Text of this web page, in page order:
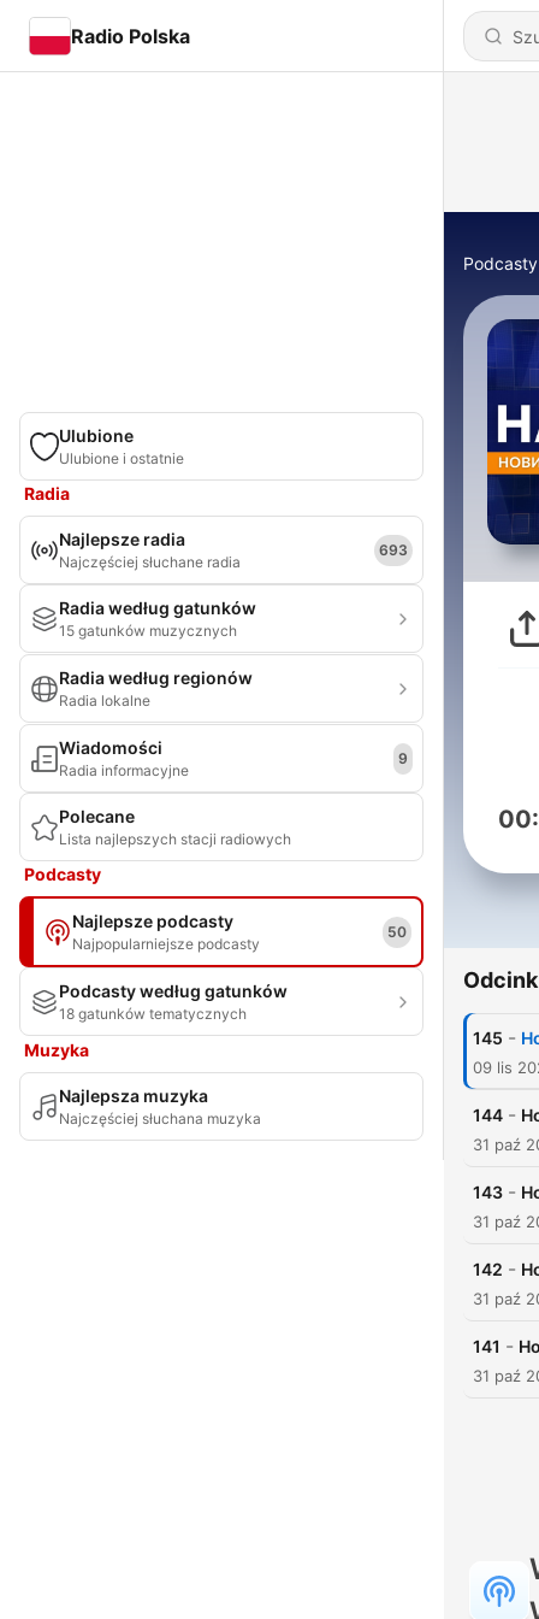
Radio Polska
Ulubione
Ulubione i ostatnie
Radia
Najlepsze radia
Najczęściej słuchane radia
693
Radia według gatunków
15 gatunków muzycznych
Radia według regionów
Radia lokalne
Wiadomości
Radia informacyjne
9
Polecane
Lista najlepszych stacji radiowych
Podcasty
Najlepsze podcasty
Najpopularniejsze podcasty
50
Podcasty według gatunków
18 gatunków tematycznych
Muzyka
Najlepsza muzyka
Najczęściej słuchana muzyka
Podcasty
145 -
09 lis
144 -
31 paź
143 -
31 paź
142 -
31 paź
141 -
31 paź